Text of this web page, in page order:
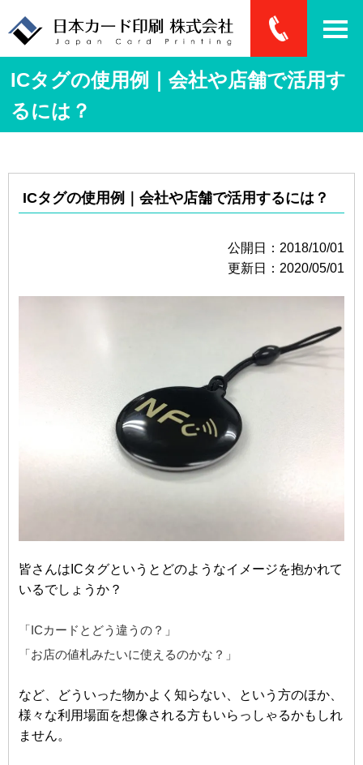
ICタグの使用例｜会社や店舗で活用す
るには？
ICタグの使用例｜会社や店舗で活用するには？
公開日：2018/10/01
更新日：2020/05/01
皆さんはICタグというとどのようなイメージを抱かれて
いるでしょうか？
「ICカードとどう違うの？」
「お店の値札みたいに使えるのかな？」
など、どういった物かよく知らない、という方のほか、
様々な利用場面を想像される方もいらっしゃるかもしれ
ません。